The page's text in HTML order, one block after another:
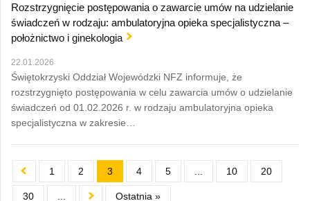
Rozstrzygnięcie postępowania o zawarcie umów na udzielanie
świadczeń w rodzaju: ambulatoryjna opieka specjalistyczna –
położnictwo i ginekologia
22.01.2026
Świętokrzyski Oddział Wojewódzki NFZ informuje, że
rozstrzygnięto postępowania w celu zawarcia umów o udzielanie
świadczeń od 01.02.2026 r. w rodzaju ambulatoryjna opieka
specjalistyczna w zakresie…
1 2 3 4 5 10 20
30 Ostatnia »